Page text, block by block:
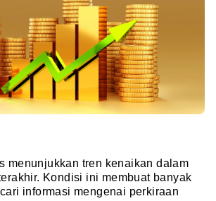
menunjukkan tren kenaikan dalam
Kondisi ini membuat banyak
informasi mengenai perkiraan